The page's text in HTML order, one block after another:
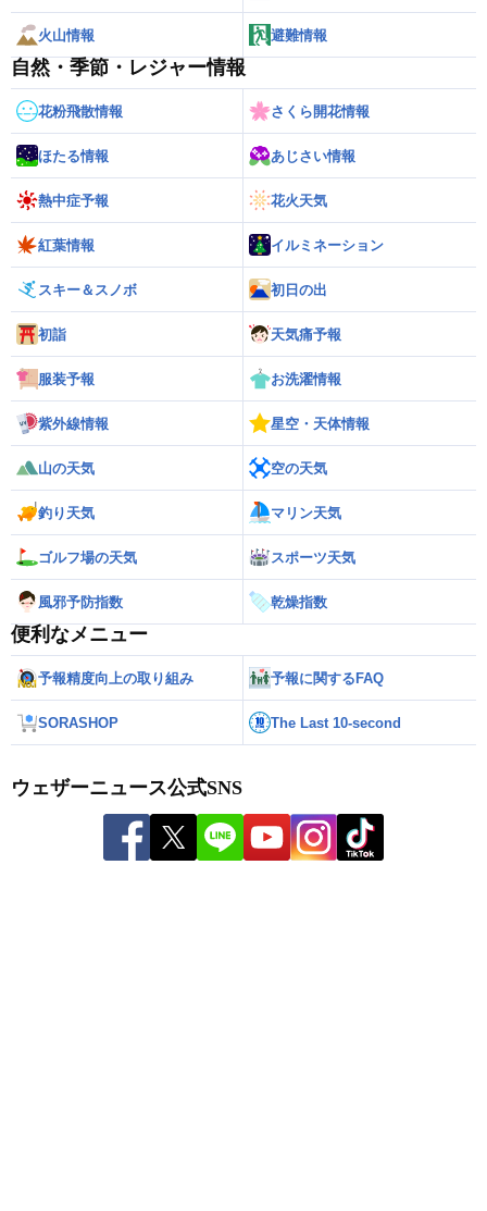
火山情報 避難情報
自然・季節・レジャー情報
花粉飛散情報 さくら開花情報
ほたる情報 あじさい情報
熱中症予報 花火天気
紅葉情報 イルミネーション
スキー＆スノボ 初日の出
初詣 天気痛予報
服装予報 お洗濯情報
紫外線情報 星空・天体情報
山の天気 空の天気
釣り天気 マリン天気
ゴルフ場の天気 スポーツ天気
風邪予防指数 乾燥指数
便利なメニュー
予報精度向上の取り組み 予報に関するFAQ
SORASHOP The Last 10-second
ウェザーニュース公式SNS